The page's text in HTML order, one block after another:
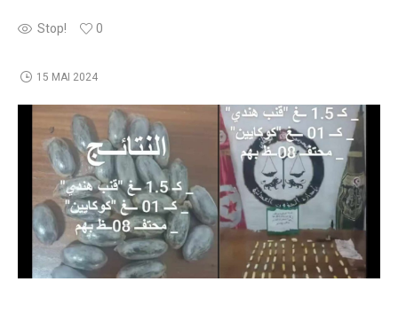
Stop! 0
15 MAI 2024